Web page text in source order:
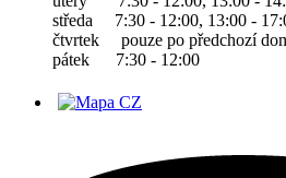
středa 7:30 - 12:00, 13:00 -
čtvrtek pouze po předchozí
pátek 7:30 - 12:00